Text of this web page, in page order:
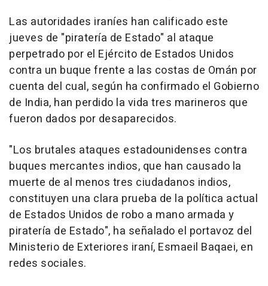
Las autoridades iraníes han calificado este
jueves de "piratería de Estado" al ataque
perpetrado por el Ejército de Estados Unidos
contra un buque frente a las costas de Omán por
cuenta del cual, según ha confirmado el Gobierno
de India, han perdido la vida tres marineros que
fueron dados por desaparecidos.
"Los brutales ataques estadounidenses contra
buques mercantes indios, que han causado la
muerte de al menos tres ciudadanos indios,
constituyen una clara prueba de la política actual
de Estados Unidos de robo a mano armada y
piratería de Estado", ha señalado el portavoz del
Ministerio de Exteriores iraní, Esmaeil Baqaei, en
redes sociales.